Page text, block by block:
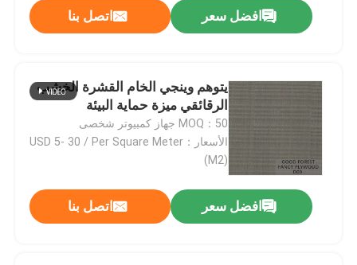
المنزل
المنتجات
افضل سعر اتصل بنا
يتوهم وينجي الخام القشرة الخشب
الرقائقي ميزة حماية البيئة
MOQ：50 جهاز كمبيوتر شخصى
الأسعار：USD 5- 30 / Per Square Meter
(M2)
افضل سعر اتصل بنا